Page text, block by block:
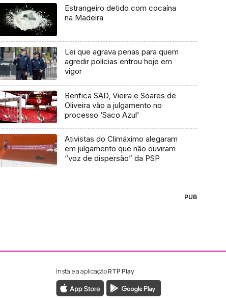
Estrangeiro detido com cocaína
na Madeira
Lei que agrava penas para quem
agredir polícias entrou hoje em
vigor
Benfica SAD, Vieira e Soares de
Oliveira vão a julgamento no
processo ‘Saco Azul’
Ativistas do Climáximo alegaram
em julgamento que não ouviram
“voz de dispersão” da PSP
PUB
da RTP Madeira
da RTP Madeira
Instale a aplicaçãoRTP Play